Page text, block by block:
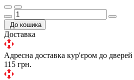
До кошика
Доставка
Адресна доставка кур'єром до дверей
115 грн.